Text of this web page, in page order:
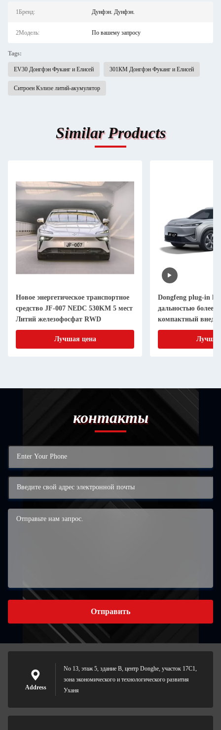
1Бренд: Дунфэн. Дунфэн.
2Модель: По вашему запросу
Tags:
EV30 Донгфэн Фуканг и Елисей 301КМ Донгфэн Фуканг и Елисей
Ситроен Кэлизе литий-акумулятор
Similar Products
Новое энергетическое транспортное
средство JF-007 NEDC 530KM 5 мест
Литий железофосфат RWD
Лучшая цена
Dongfeng plug-in
дальностью более
компактный
контакты
Отправить
Address
No 13, этаж 5, здание B, центр Donghe, участок 17C1,
зона экономического и технологического развития
Уханя